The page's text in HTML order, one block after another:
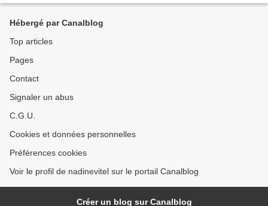
Hébergé par Canalblog
Top articles
Pages
Contact
Signaler un abus
C.G.U.
Cookies et données personnelles
Préférences cookies
Voir le profil de nadinevitel sur le portail Canalblog
Créer un blog sur Canalblog